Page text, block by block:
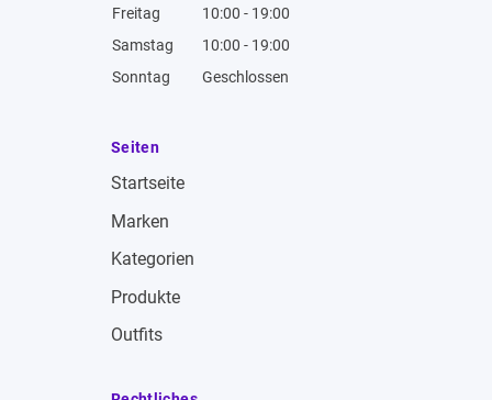
Freitag
10:00 - 19:00
Samstag
10:00 - 19:00
Sonntag
Geschlossen
Seiten
Startseite
Marken
Kategorien
Produkte
Outfits